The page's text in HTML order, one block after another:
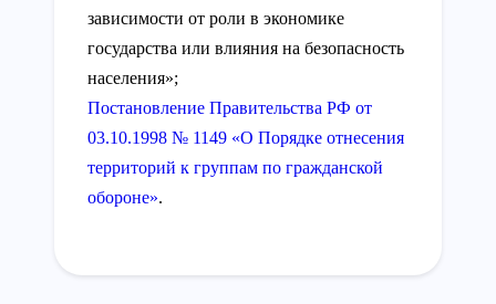
зависимости от роли в экономике
государства или влияния на безопасность
населения»;
Постановление Правительства РФ от
03.10.1998 № 1149 «О Порядке отнесения
территорий к группам по гражданской
обороне».